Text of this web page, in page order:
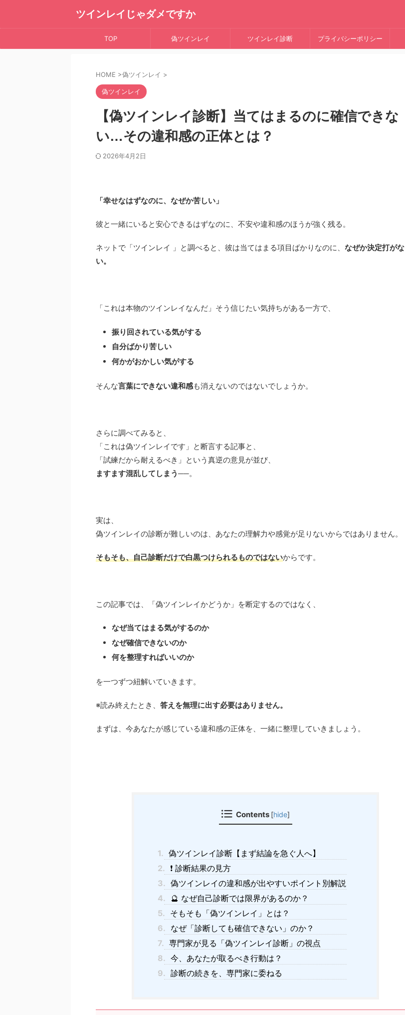
ツインレイじゃダメですか
TOP 偽ツインレイ ツインレイ診断 プライバシーポリシー
HOME >偽ツインレイ >
偽ツインレイ
【偽ツインレイ診断】当てはまるのに確信できな
い…その違和感の正体とは？
2026年4月2日
「幸せなはずなのに、なぜか苦しい」
彼と一緒にいると安心できるはずなのに、不安や違和感のほうが強く残る。
ネットで「ツインレイ 」と調べると、彼は当てはまる項目ばかりなのに、 なぜか決定打がな
い。
「これは本物のツインレイなんだ」そう信じたい気持ちがある一方で、
振り回されている気がする
自分ばかり苦しい
何かがおかしい気がする
そんな言葉にできない違和感も消えないのではないでしょうか。
さらに調べてみると、
「これは偽ツインレイです」と断言する記事と、
「試練だから耐えるべき」という真逆の意見が並び、
ますます混乱してしまう──。
実は、
偽ツインレイの診断が難しいのは、あなたの理解力や感覚が足りないからではありません。
そもそも、自己診断だけで白黒つけられるものではないからです。
この記事では、「偽ツインレイかどうか」を断定するのではなく、
なぜ当てはまる気がするのか
なぜ確信できないのか
何を整理すればいいのか
を一つずつ紐解いていきます。
※読み終えたとき、 答えを無理に出す必要はありません。
まずは、今あなたが感じている違和感の正体を、一緒に整理していきましょう。
Contents [hide]
1. 偽ツインレイ診断【まず結論を急ぐ人へ】
2. ❗ 診断結果の見方
3. 偽ツインレイの違和感が出やすいポイント別解説
4.
🔮 なぜ自己診断では限界があるのか？
5. そもそも「偽ツインレイ」とは？
6. なぜ「診断しても確信できない」のか？
7. 専門家が見る「偽ツインレイ診断」の視点
8. 今、あなたが取るべき行動は？
9. 診断の続きを、専門家に委ねる